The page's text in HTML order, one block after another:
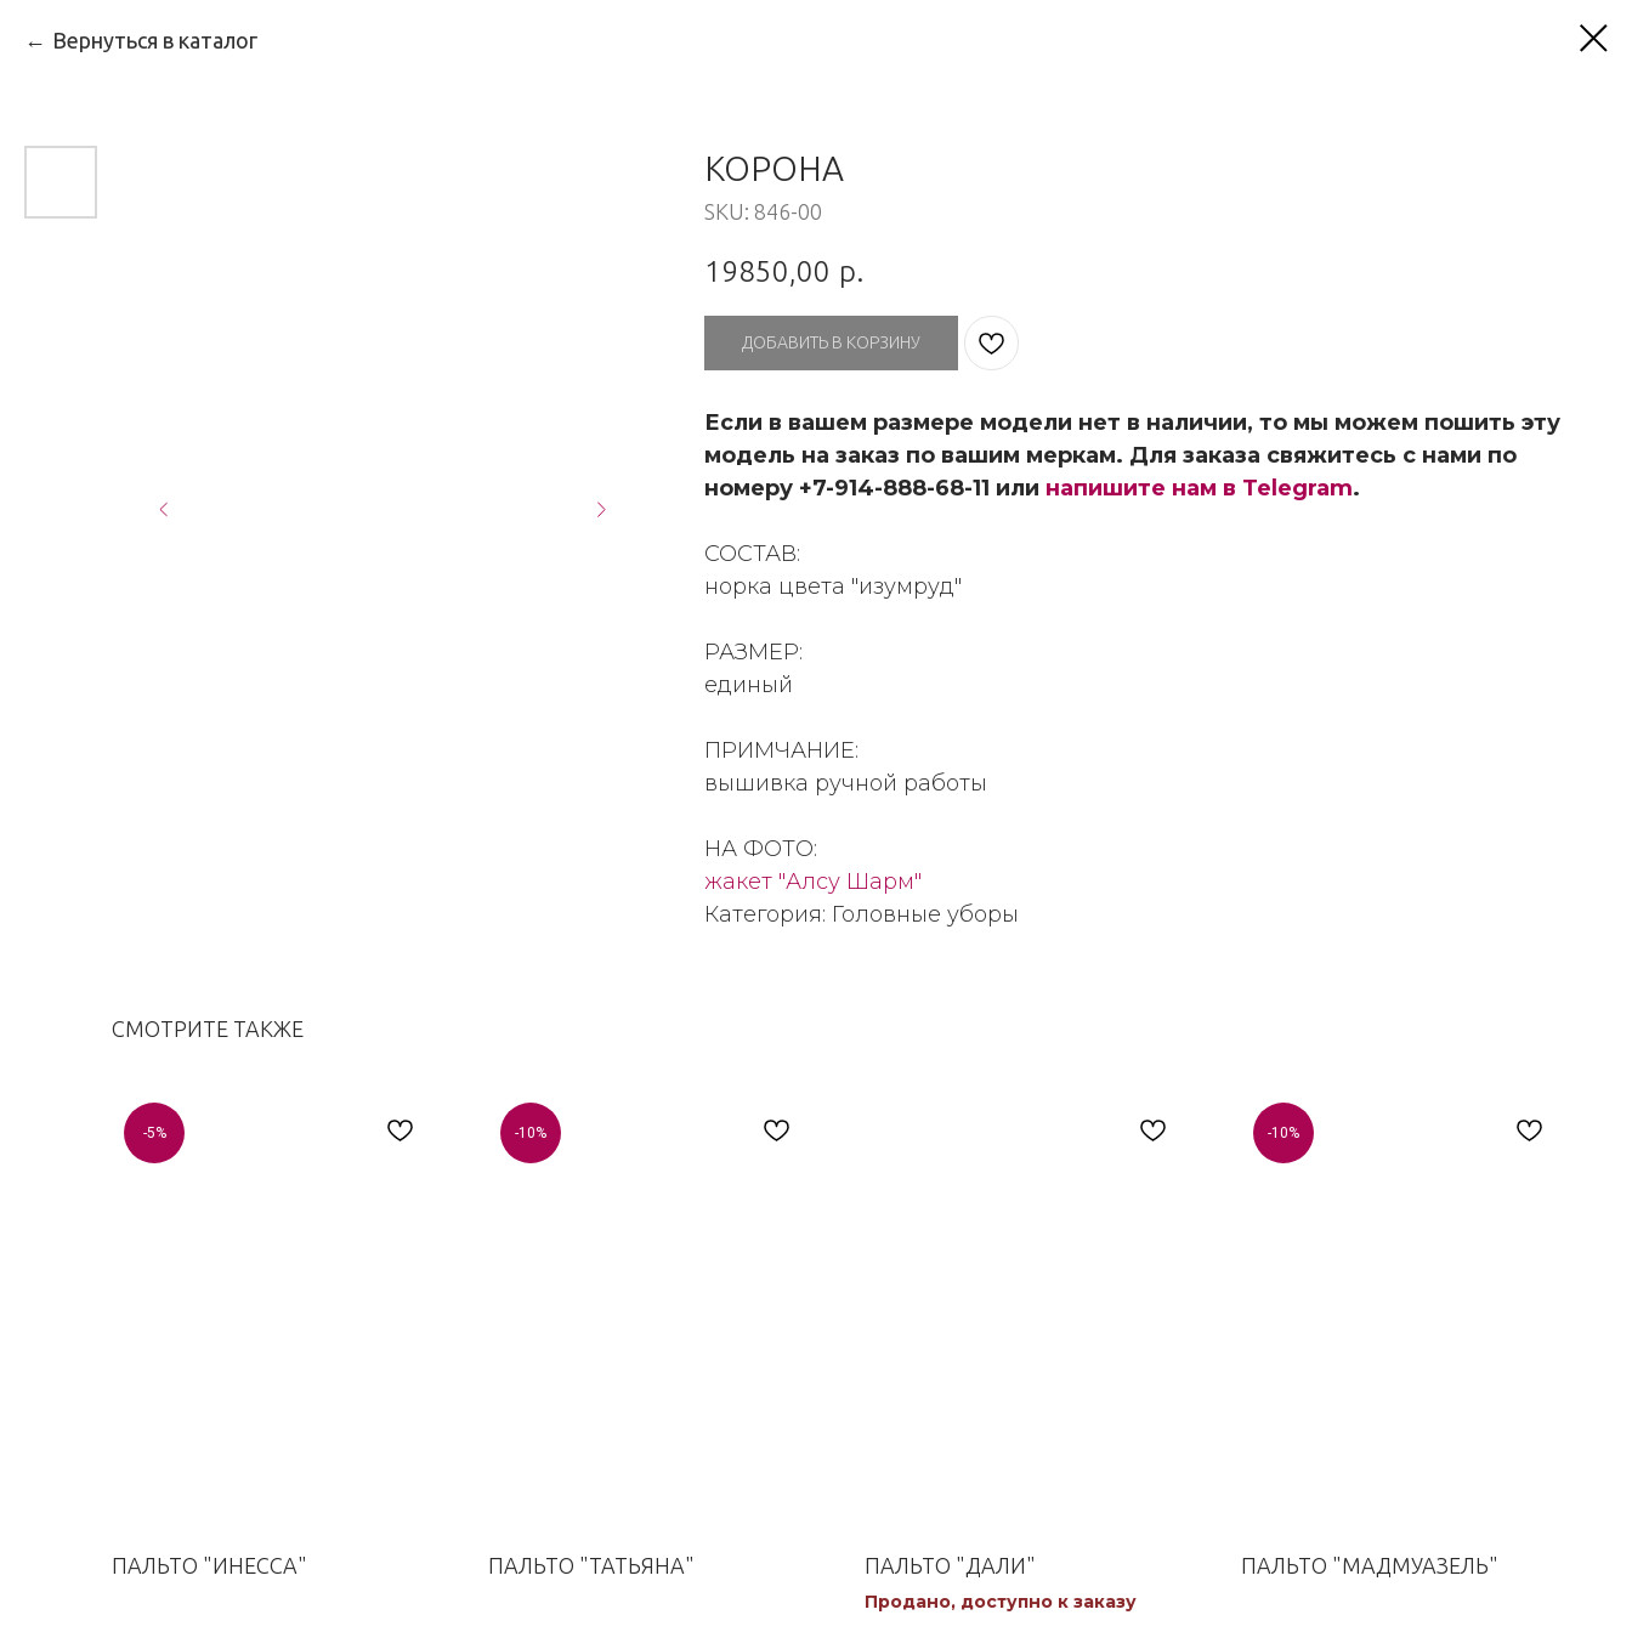
Вернуться в каталог
КОРОНА
SKU: 846-00
19850,00 р.
ДОБАВИТЬ В КОРЗИНУ
Если в вашем размере модели нет в наличии, то мы можем пошить эту
модель на заказ по вашим меркам. Для заказа свяжитесь с нами по
номеру +7-914-888-68-11 или напишите нам в Telegram.
СОСТАВ:
норка цвета "изумруд"
РАЗМЕР:
единый
ПРИМЧАНИЕ:
вышивка ручной работы
НА ФОТО:
жакет "Алсу Шарм"
Категория: Головные уборы
СМОТРИТЕ ТАКЖЕ
-5%
ПАЛЬТО "ИНЕССА"
-10%
ПАЛЬТО "ТАТЬЯНА" ПАЛЬТО "ДАЛИ"
Продано, доступно к заказу
-10%
ПАЛЬТО "МАДМУАЗЕЛЬ"